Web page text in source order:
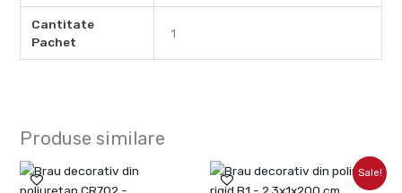
Cantitate
Pachet
1
Produse similare
Sale!
Prețul
Prețul
curent